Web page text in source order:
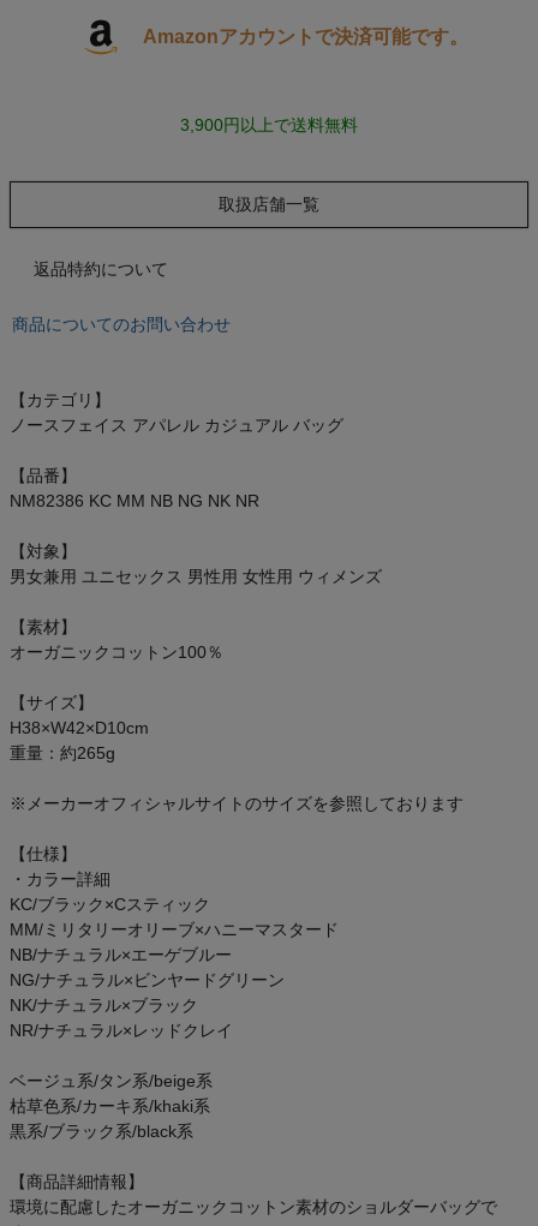
インフィット INFIT
スポーツマリオTOP
お気に入り
ご利用ガイド
商品レビュー
プロテイン・サプリメントまとめ買い
アウトレットセール
Amazonアカウントで決済可能です。
3,900円以上で送料無料
取扱店舗一覧
返品特約について
商品についてのお問い合わせ
【カテゴリ】
ノースフェイス アパレル カジュアル バッグ
【品番】
NM82386 KC MM NB NG NK NR
【対象】
男女兼用 ユニセックス 男性用 女性用 ウィメンズ
【素材】
オーガニックコットン100％
【サイズ】
H38×W42×D10cm
重量：約265g
※メーカーオフィシャルサイトのサイズを参照しております
【仕様】
・カラー詳細
KC/ブラック×Cスティック
MM/ミリタリーオリーブ×ハニーマスタード
NB/ナチュラル×エーゲブルー
NG/ナチュラル×ビンヤードグリーン
NK/ナチュラル×ブラック
NR/ナチュラル×レッドクレイ
ベージュ系/タン系/beige系
枯草色系/カーキ系/khaki系
黒系/ブラック系/black系
【商品詳細情報】
環境に配慮したオーガニックコットン素材のショルダーバッグで